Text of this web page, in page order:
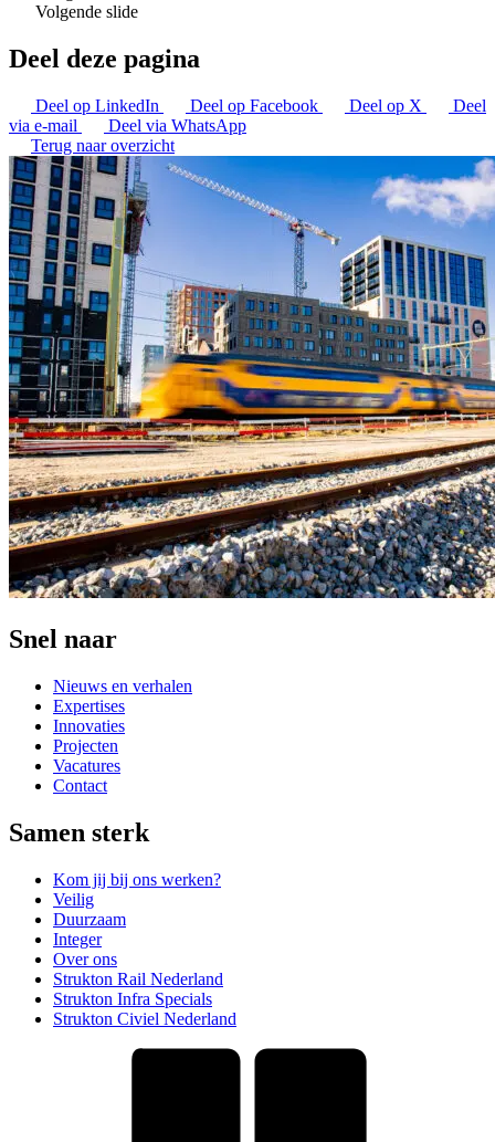
Volgende slide
Deel deze pagina
Deel op LinkedIn Deel op Facebook Deel op X
Deel
via e-mail
Deel via WhatsApp
Terug naar overzicht
Snel naar
Nieuws en verhalen
Expertises
Innovaties
Projecten
Vacatures
Contact
Samen sterk
Kom jij bij ons werken?
Veilig
Duurzaam
Integer
Over ons
Strukton Rail Nederland
Strukton Infra Specials
Strukton Civiel Nederland